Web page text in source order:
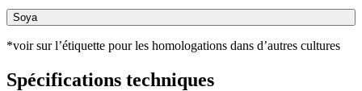
Soya
*voir sur l’étiquette pour les homologations dans d’autres cultures
Spécifications techniques